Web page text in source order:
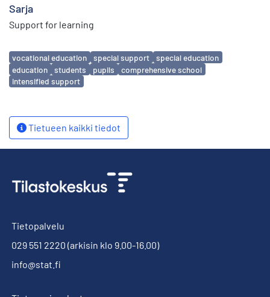
Sarja
Support for learning
Avainsanat
vocational education special support
special education
education
students pupils
comprehensive school
intensified support
Tietueen kaikki tiedot
Tietopalvelu
029 551 2220 (arkisin klo 9.00-16.00)
info@stat.fi